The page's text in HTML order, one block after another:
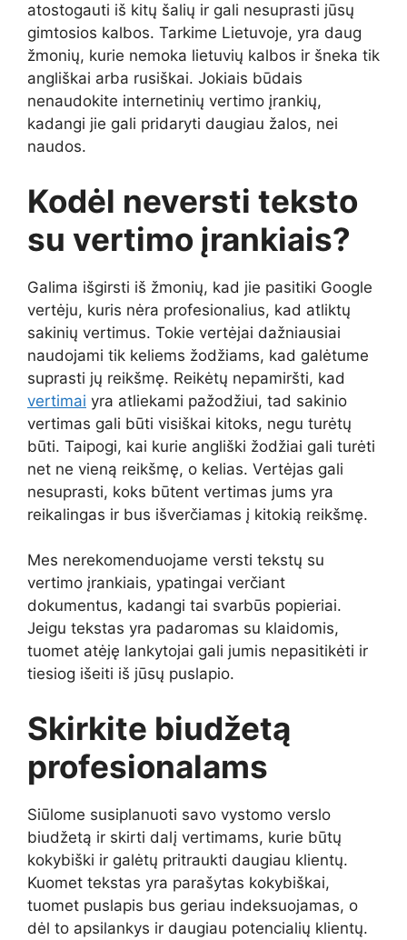
atostogauti iš kitų šalių ir gali nesuprasti jūsų
gimtosios kalbos. Tarkime Lietuvoje, yra daug
žmonių, kurie nemoka lietuvių kalbos ir šneka tik
angliškai arba rusiškai. Jokiais būdais
nenaudokite internetinių vertimo įrankių,
kadangi jie gali pridaryti daugiau žalos, nei
naudos.
Kodėl neversti teksto
su vertimo įrankiais?
Galima išgirsti iš žmonių, kad jie pasitiki Google
vertėju, kuris nėra profesionalius, kad atliktų
sakinių vertimus. Tokie vertėjai dažniausiai
naudojami tik keliems žodžiams, kad galėtume
suprasti jų reikšmę. Reikėtų nepamiršti, kad
vertimai yra atliekami pažodžiui, tad sakinio
vertimas gali būti visiškai kitoks, negu turėtų
būti. Taipogi, kai kurie angliški žodžiai gali turėti
net ne vieną reikšmę, o kelias. Vertėjas gali
nesuprasti, koks būtent vertimas jums yra
reikalingas ir bus išverčiamas į kitokią reikšmę.
Mes nerekomenduojame versti tekstų su
vertimo įrankiais, ypatingai verčiant
dokumentus, kadangi tai svarbūs popieriai.
Jeigu tekstas yra padaromas su klaidomis,
tuomet atėję lankytojai gali jumis nepasitikėti ir
tiesiog išeiti iš jūsų puslapio.
Skirkite biudžetą
profesionalams
Siūlome susiplanuoti savo vystomo verslo
biudžetą ir skirti dalį vertimams, kurie būtų
kokybiški ir galėtų pritraukti daugiau klientų.
Kuomet tekstas yra parašytas kokybiškai,
tuomet puslapis bus geriau indeksuojamas, o
dėl to apsilankys ir daugiau potencialių klientų.